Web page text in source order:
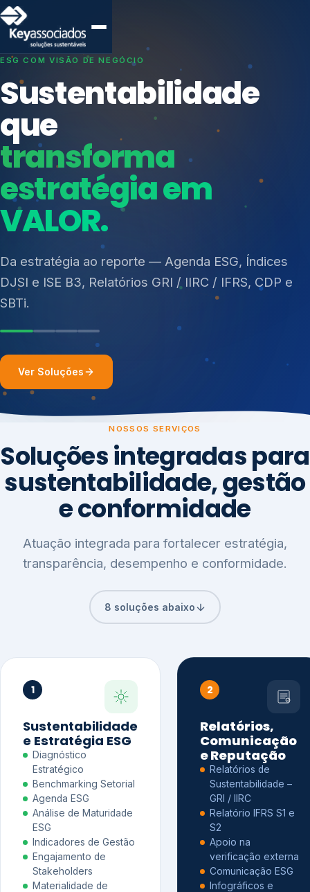
SISTEMAS DE GESTÃO OTIMIZADOS E INTEGRADOS
Conformidade que
protege seu
negócio.
Consultoria, auditoria e treinamentos em ISO 27001,
ISO 27701, ISO 42001, ISO 37001, ISO 9001, ISO
resíduos sólidos (PGRS/PMGRS).
Índices de Mercado
Mudanças Climáticas
Reputação e Cadeia
Reporte Regulatório
Ver Soluções
NOSSOS SERVIÇOS
Soluções integradas para
sustentabilidade, gestão
e conformidade
Atuação integrada para fortalecer estratégia,
transparência, desempenho e conformidade.
8 soluções abaixo
1
Sustentabilidade
e Estratégia ESG
Diagnóstico
Estratégico
Benchmarking Setorial
Agenda ESG
Análise de Maturidade
ESG
Indicadores de Gestão
Engajamento de
Stakeholders
Materialidade de
2
Relatórios,
Comunicação
e Reputação
Relatórios de
Sustentabilidade –
GRI / IIRC
Relatório IFRS S1 e
S2
Apoio na
verificação externa
Comunicação ESG
Infográficos e